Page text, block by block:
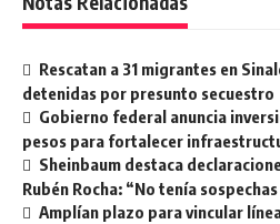
Rescatan a 31 migrantes en
detenidas por presunto secuestro
Gobierno federal anuncia
pesos para fortalecer
Sheinbaum destaca
Rubén Rocha: “No tenía
Amplían plazo para vincular